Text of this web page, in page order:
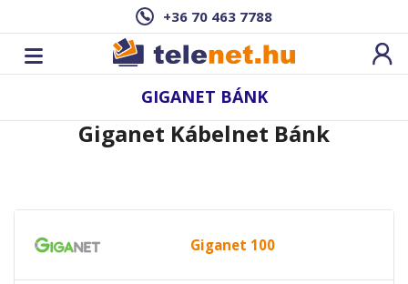
+36 70 463 7788
GIGANET BÁNK
Giganet Kábelnet Bánk
Giganet 100